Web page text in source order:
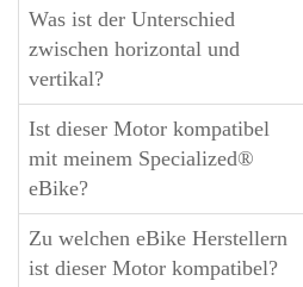
Was ist der Unterschied
zwischen horizontal und
vertikal?
Ist dieser Motor kompatibel
mit meinem Specialized®
eBike?
Zu welchen eBike Herstellern
ist dieser Motor kompatibel?